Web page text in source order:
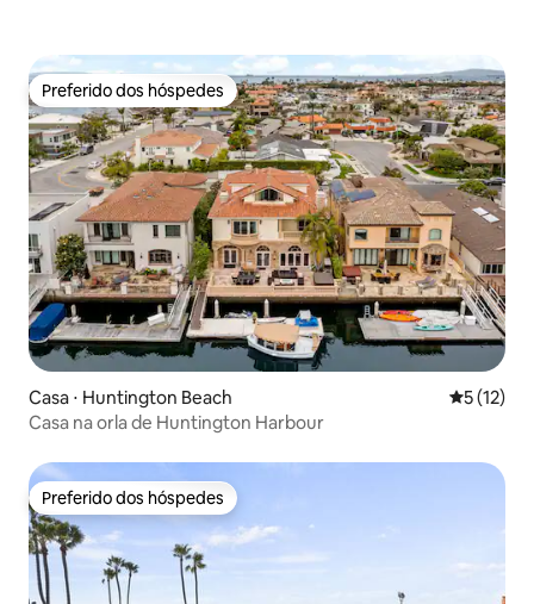
Preferido dos hóspedes
Preferido dos hóspedes
Casa ⋅ Huntington Beach 5 de uma
5 (12)
Casa na orla de Huntington Harbour
Preferido dos hóspedes
Preferido dos hóspedes